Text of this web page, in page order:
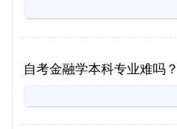
自考金融学本科专业难吗？